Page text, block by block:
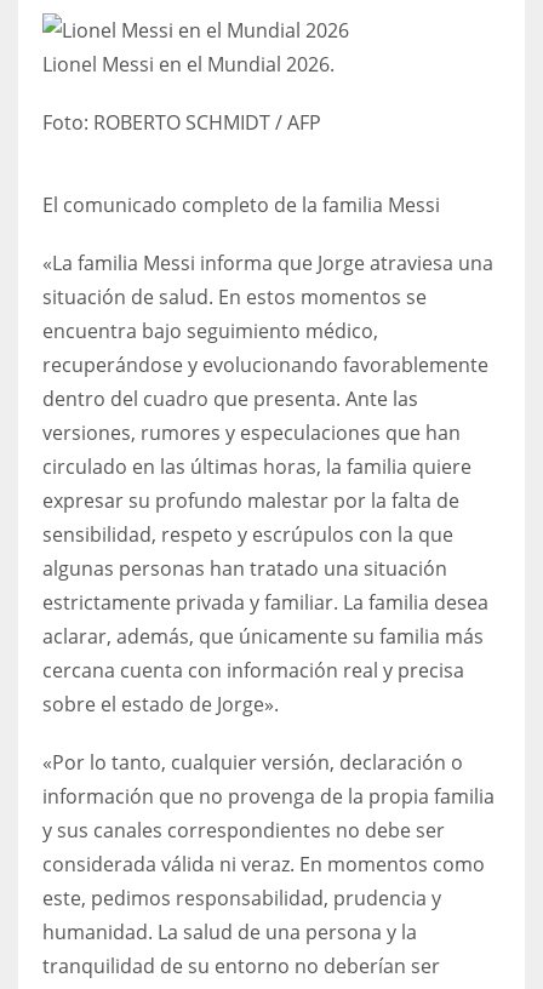
Lionel Messi en el Mundial 2026.
Foto: ROBERTO SCHMIDT / AFP
El comunicado completo de la familia Messi
«La familia Messi informa que Jorge atraviesa una
situación de salud. En estos momentos se
encuentra bajo seguimiento médico,
recuperándose y evolucionando favorablemente
dentro del cuadro que presenta. Ante las
versiones, rumores y especulaciones que han
circulado en las últimas horas, la familia quiere
expresar su profundo malestar por la falta de
sensibilidad, respeto y escrúpulos con la que
algunas personas han tratado una situación
estrictamente privada y familiar. La familia desea
aclarar, además, que únicamente su familia más
cercana cuenta con información real y precisa
sobre el estado de Jorge».
«Por lo tanto, cualquier versión, declaración o
información que no provenga de la propia familia
y sus canales correspondientes no debe ser
considerada válida ni veraz. En momentos como
este, pedimos responsabilidad, prudencia y
humanidad. La salud de una persona y la
tranquilidad de su entorno no deberían ser